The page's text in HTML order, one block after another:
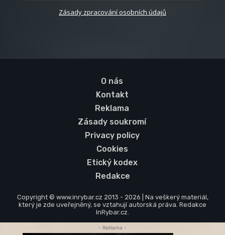
Zásady zpracování osobních údajů
O nás
Kontakt
Reklama
Zásady soukromí
Privacy policy
Cookies
Etický kodex
Redakce
Copyright © www.inrybar.cz 2013 - 2026 | Na veškerý materiál,
který je zde uveřejněný, se vztahují autorská práva. Redakce
InRybar.cz.
- Reklama -